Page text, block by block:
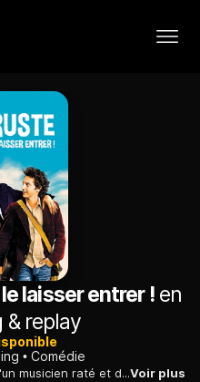
laisser entrer !en
& replay
Comédie
Un escroc s'immisce dans la vie d'un musicien raté et déclenche une série de catastrophes. Mais c'est aussi grâce à lui que le jeune homme rencontre l'amour.Voir plus